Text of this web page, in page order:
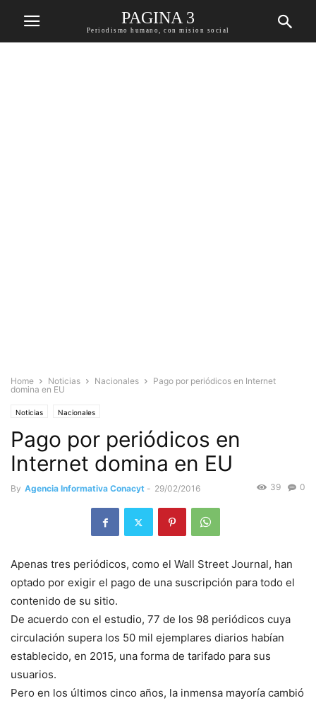
PAGINA 3
Periodismo humano, con mision social
Home Noticias Nacionales
Pago por periódicos en Internet
domina en EU
Noticias Nacionales
Pago por periódicos en
Internet domina en EU
By Agencia Informativa Conacyt - 29/02/2016 0
39
Apenas tres periódicos, como el Wall Street Journal, han
optado por exigir el pago de una suscripción para todo el
contenido de su sitio.
De acuerdo con el estudio, 77 de los 98 periódicos cuya
circulación supera los 50 mil ejemplares diarios habían
establecido, en 2015, una forma de tarifado para sus
usuarios.
Pero en los últimos cinco años, la inmensa mayoría cambió